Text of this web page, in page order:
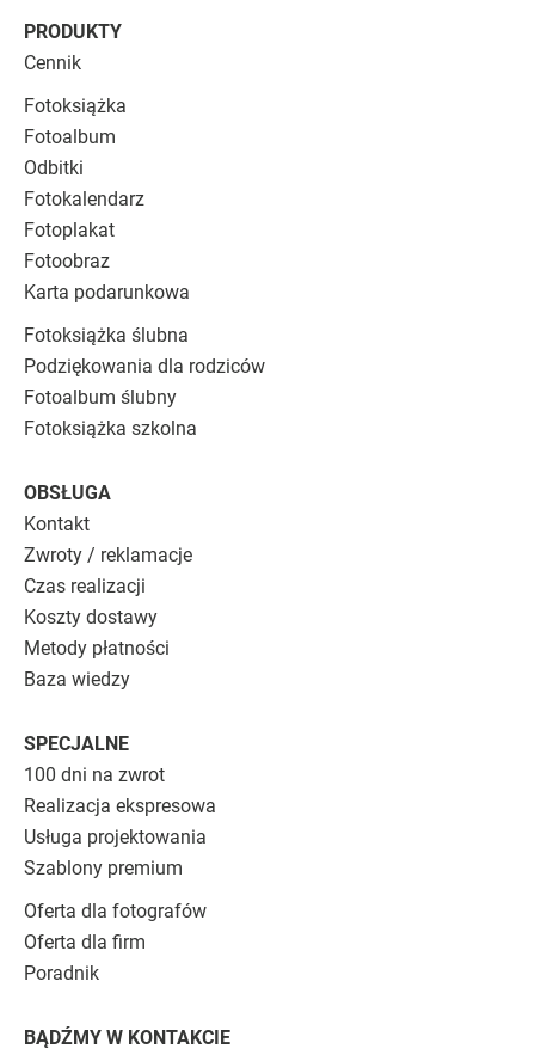
PRODUKTY
Cennik
Fotoksiążka
Fotoalbum
Odbitki
Fotokalendarz
Fotoplakat
Fotoobraz
Karta podarunkowa
Fotoksiążka ślubna
Podziękowania dla rodziców
Fotoalbum ślubny
Fotoksiążka szkolna
OBSŁUGA
Kontakt
Zwroty / reklamacje
Czas realizacji
Koszty dostawy
Metody płatności
Baza wiedzy
SPECJALNE
100 dni na zwrot
Realizacja ekspresowa
Usługa projektowania
Szablony premium
Oferta dla fotografów
Oferta dla firm
Poradnik
BĄDŹMY W KONTAKCIE